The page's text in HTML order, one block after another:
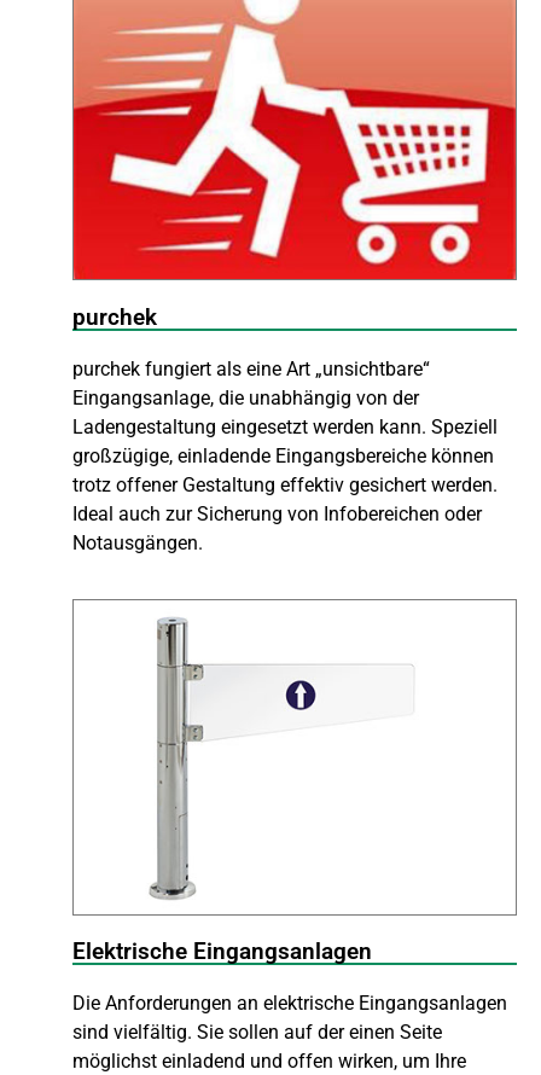
purchek
purchek fungiert als eine Art „unsichtbare“
Eingangsanlage, die unabhängig von der
Ladengestaltung eingesetzt werden kann. Speziell
großzügige, einladende Eingangsbereiche können
trotz offener Gestaltung effektiv gesichert werden.
Ideal auch zur Sicherung von Infobereichen oder
Notausgängen.
Elektrische Eingangsanlagen
Die Anforderungen an elektrische Eingangsanlagen
sind vielfältig. Sie sollen auf der einen Seite
möglichst einladend und offen wirken, um Ihre